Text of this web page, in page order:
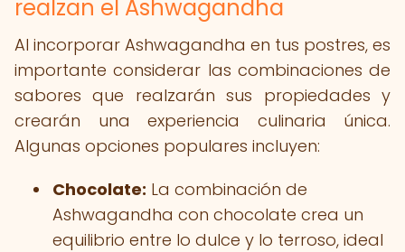
realzan el Ashwagandha
Al incorporar Ashwagandha en tus postres, es
importante considerar las combinaciones de
sabores que realzarán sus propiedades y
crearán una experiencia culinaria única.
Algunas opciones populares incluyen:
Chocolate: La combinación de
Ashwagandha con chocolate crea un
equilibrio entre lo dulce y lo terroso, ideal